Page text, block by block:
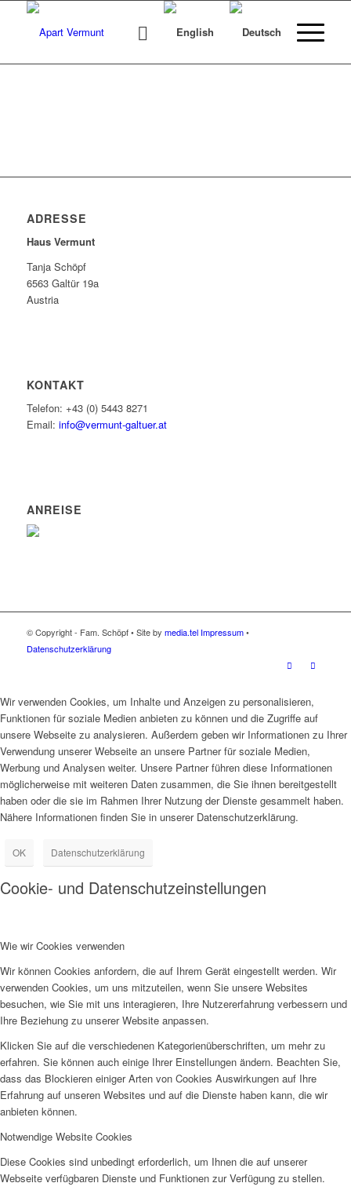
ADRESSE
Haus Vermunt
Tanja Schöpf
6563 Galtür 19a
Austria
KONTAKT
Telefon: +43 (0) 5443 8271
Email: info@vermunt-galtuer.at
ANREISE
© Copyright - Fam. Schöpf • Site by media.tel Impressum•
Datenschutzerklärung
Wir verwenden Cookies, um Inhalte und Anzeigen zu personalisieren,
Funktionen für soziale Medien anbieten zu können und die Zugriffe auf
unsere Webseite zu analysieren. Außerdem geben wir Informationen zu Ihrer
Verwendung unserer Webseite an unsere Partner für soziale Medien,
Werbung und Analysen weiter. Unsere Partner führen diese Informationen
möglicherweise mit weiteren Daten zusammen, die Sie ihnen bereitgestellt
haben oder die sie im Rahmen Ihrer Nutzung der Dienste gesammelt haben.
Nähere Informationen finden Sie in unserer Datenschutzerklärung.
OK Datenschutzerklärung
Cookie- und Datenschutzeinstellungen
Wie wir Cookies verwenden
Wir können Cookies anfordern, die auf Ihrem Gerät eingestellt werden. Wir
verwenden Cookies, um uns mitzuteilen, wenn Sie unsere Websites
besuchen, wie Sie mit uns interagieren, Ihre Nutzererfahrung verbessern und
Ihre Beziehung zu unserer Website anpassen.
Klicken Sie auf die verschiedenen Kategorienüberschriften, um mehr zu
erfahren. Sie können auch einige Ihrer Einstellungen ändern. Beachten Sie,
dass das Blockieren einiger Arten von Cookies Auswirkungen auf Ihre
Erfahrung auf unseren Websites und auf die Dienste haben kann, die wir
anbieten können.
Notwendige Website Cookies
Diese Cookies sind unbedingt erforderlich, um Ihnen die auf unserer
Webseite verfügbaren Dienste und Funktionen zur Verfügung zu stellen.